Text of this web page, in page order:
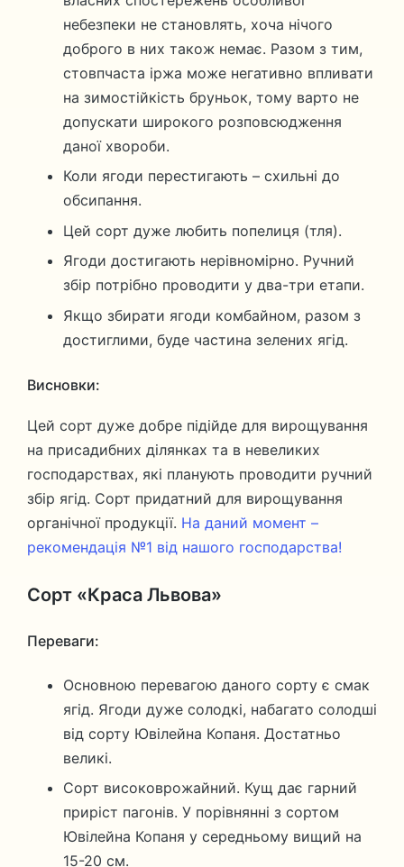
небезпеки не становлять, хоча нічого
доброго в них також немає. Разом з тим,
стовпчаста іржа може негативно впливати
на зимостійкість бруньок, тому варто не
допускати широкого розповсюдження
даної хвороби.
Коли ягоди перестигають – схильні до
обсипання.
Цей сорт дуже любить попелиця (тля).
Ягоди достигають нерівномірно. Ручний
збір потрібно проводити у два-три етапи.
Якщо збирати ягоди комбайном, разом з
достиглими, буде частина зелених ягід.
Висновки:
Цей сорт дуже добре підійде для вирощування
на присадибних ділянках та в невеликих
господарствах, які планують проводити ручний
збір ягід. Сорт придатний для вирощування
органічної продукції. На даний момент –
рекомендація №1 від нашого господарства!
Сорт «Краса Львова»
Переваги:
Основною перевагою даного сорту є смак
ягід. Ягоди дуже солодкі, набагато солодші
від сорту Ювілейна Копаня. Достатньо
великі.
Сорт високоврожайний. Кущ дає гарний
приріст пагонів. У порівнянні з сортом
Ювілейна Копаня у середньому вищий на
15-20 см.